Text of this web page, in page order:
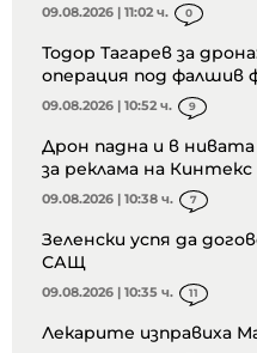
09.08.2026 | 11:02 ч. 0
Тодор Тагарев за
операция под фалшив
09.08.2026 | 10:52 ч. 9
Дрон падна и в
за реклама на Кинтекс
09.08.2026 | 10:38 ч. 7
Зеленски успя да
САЩ
09.08.2026 | 10:35 ч. 11
Лекарите изправиха